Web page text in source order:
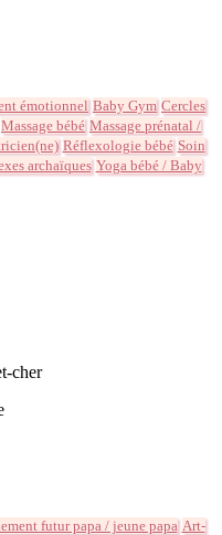
émotionnel Baby Gym Cercles
Massage bébé Massage prénatal /
Réflexologie bébé Soin
archaïques Yoga bébé / Baby
cher
futur papa / jeune papa Art-